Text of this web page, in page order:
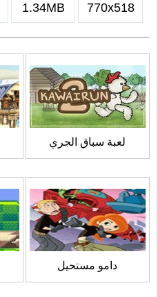
770x518
1.34MB
لعبة سباق الجري
دامو مستحيل